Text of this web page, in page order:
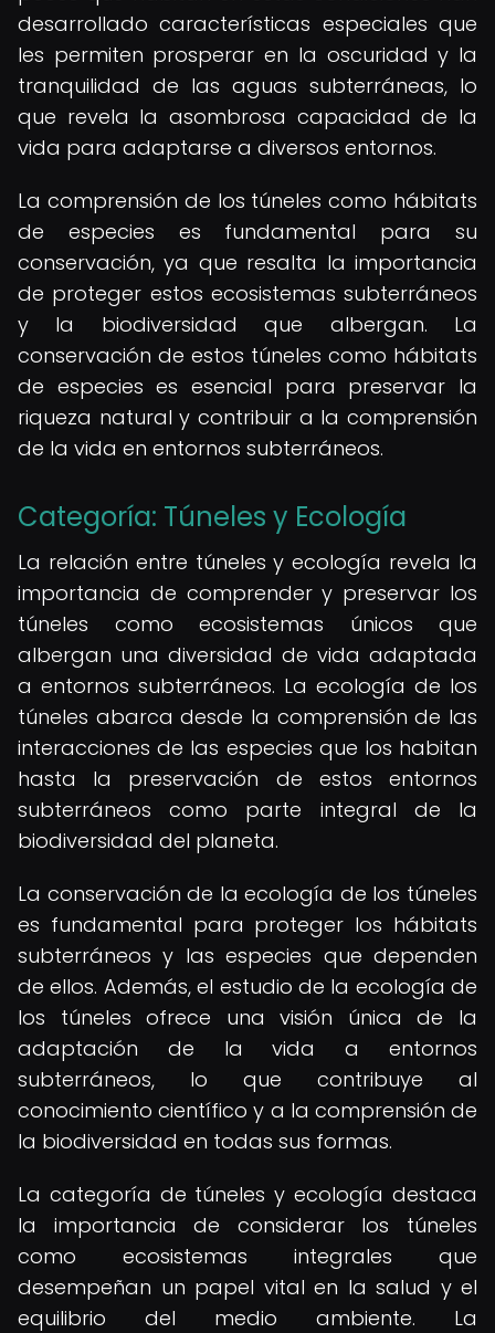
desarrollado características especiales que
les permiten prosperar en la oscuridad y la
tranquilidad de las aguas subterráneas, lo
que revela la asombrosa capacidad de la
vida para adaptarse a diversos entornos.
La comprensión de los túneles como hábitats
de especies es fundamental para su
conservación, ya que resalta la importancia
de proteger estos ecosistemas subterráneos
y la biodiversidad que albergan. La
conservación de estos túneles como hábitats
de especies es esencial para preservar la
riqueza natural y contribuir a la comprensión
de la vida en entornos subterráneos.
Categoría: Túneles y Ecología
La relación entre túneles y ecología revela la
importancia de comprender y preservar los
túneles como ecosistemas únicos que
albergan una diversidad de vida adaptada
a entornos subterráneos. La ecología de los
túneles abarca desde la comprensión de las
interacciones de las especies que los habitan
hasta la preservación de estos entornos
subterráneos como parte integral de la
biodiversidad del planeta.
La conservación de la ecología de los túneles
es fundamental para proteger los hábitats
subterráneos y las especies que dependen
de ellos. Además, el estudio de la ecología de
los túneles ofrece una visión única de la
adaptación de la vida a entornos
subterráneos, lo que contribuye al
conocimiento científico y a la comprensión de
la biodiversidad en todas sus formas.
La categoría de túneles y ecología destaca
la importancia de considerar los túneles
como ecosistemas integrales que
desempeñan un papel vital en la salud y el
equilibrio del medio ambiente. La